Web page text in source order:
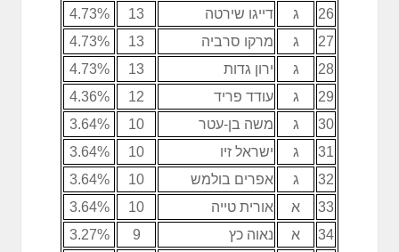
4.73%
13 דייגו שירטה ג
26
4.73%
13 מרקו סרביה ג
27
4.73%
13 ירון גדות ג
28
4.36%
12 עודד פריד ג
29
3.64%
10 משה בן-עטר ג
30
3.64%
10 ישראל זיו ג
31
3.64%
10 אפרים בולמש ג
32
3.64%
10 אורית טייה א
33
3.27%
9 נאוה כץ א
34